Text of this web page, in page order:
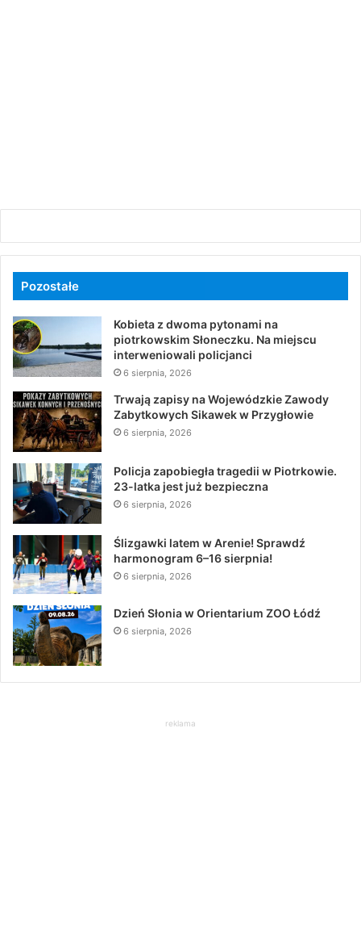
Pozostałe
Kobieta z dwoma pytonami na
piotrkowskim Słoneczku. Na miejscu
interweniowali policjanci
6 sierpnia, 2026
Trwają zapisy na Wojewódzkie Zawody
Zabytkowych Sikawek w Przygłowie
6 sierpnia, 2026
Policja zapobiegła tragedii w Piotrkowie.
23-latka jest już bezpieczna
6 sierpnia, 2026
Ślizgawki latem w Arenie! Sprawdź
harmonogram 6–16 sierpnia!
6 sierpnia, 2026
Dzień Słonia w Orientarium ZOO Łódź
6 sierpnia, 2026
reklama